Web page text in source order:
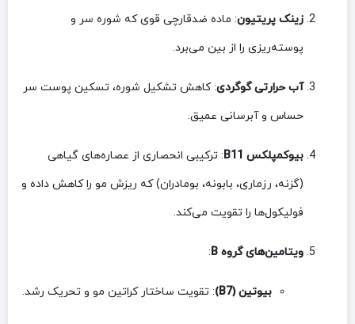
زینک پریتیون: ماده ضدقارچی قوی که شوره سر و
پوسته‌ریزی را از بین می‌برد.
آب حرارتی گوگردی: کاهش تشکیل شوره، تسکین پوست سر
حساس و آبرسانی عمیق.
بیوکمپلکس B11
: ترکیبی انحصاری از عصاره‌های گیاهی
(گزنه، رزماری، بابونه، بومادران) که ریزش مو را کاهش داده و
فولیکول‌ها را تقویت می‌کند.
ویتامین‌های گروه B :
بیوتین (B7) : تقویت ساختار کراتین مو و تحریک رشد.